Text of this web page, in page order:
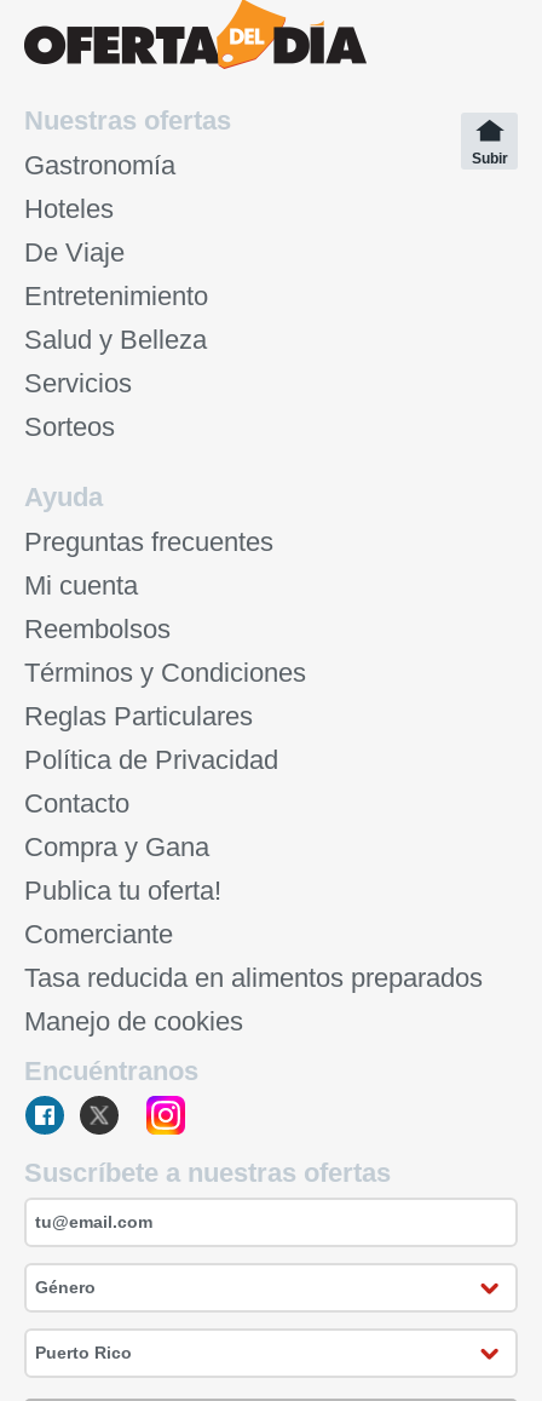
Nuestras ofertas
Gastronomía
Hoteles
De Viaje
Entretenimiento
Salud y Belleza
Servicios
Sorteos
Subir
Ayuda
Preguntas frecuentes
Mi cuenta
Reembolsos
Términos y Condiciones
Reglas Particulares
Política de Privacidad
Contacto
Compra y Gana
Publica tu oferta!
Comerciante
Tasa reducida en alimentos preparados
Manejo de cookies
Encuéntranos
Suscríbete a nuestras ofertas